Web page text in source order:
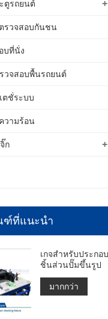
+
ตูรถยนต์
รวจสอบกันชน
บที่นั่ง
วจสอบพื้นรถยนต์
ตชั่ระบบ
วามร้อน
+
ก
ที่แนะนำ
เกจสำหรับประกอบ
ชิ้นส่วนปั๊มขึ้นรูป
มากกว่า